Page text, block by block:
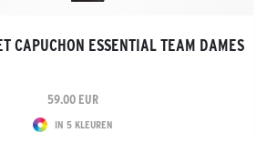
CAPUCHON ESSENTIAL TEAM DAMES
59.00 EUR
IN 5 KLEUREN